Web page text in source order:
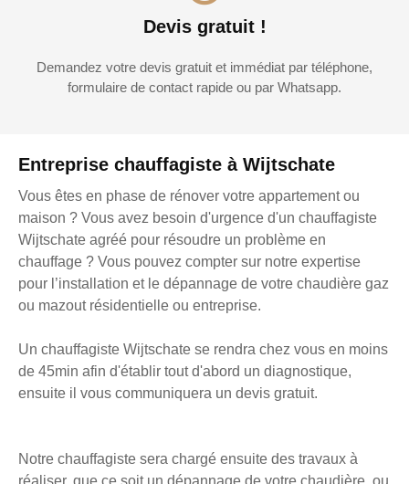
Entreprise chauffagiste à Wijtschate
Vous êtes en phase de rénover votre appartement ou
maison ? Vous avez besoin d'urgence d'un chauffagiste
Wijtschate agréé pour résoudre un problème en
chauffage ? Vous pouvez compter sur notre expertise
pour l’installation et le dépannage de votre chaudière gaz
ou mazout résidentielle ou entreprise.
Un chauffagiste Wijtschate se rendra chez vous en moins
de 45min afin d'établir tout d'abord un diagnostique,
ensuite il vous communiquera un devis gratuit.
Notre chauffagiste sera chargé ensuite des travaux à
réaliser, que ce soit un dépannage de votre chaudière, ou
Devis gratuit !
Demandez votre devis gratuit et immédiat par téléphone,
formulaire de contact rapide ou par Whatsapp.